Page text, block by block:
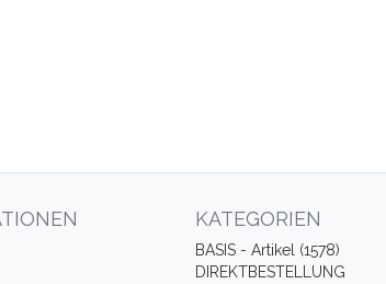
KATEGORIEN
BASIS - Artikel (1578)
DIREKTBESTELLUNG